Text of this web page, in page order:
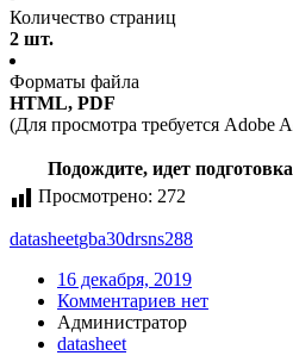
Количество страниц
2 шт.
Форматы файла
HTML, PDF
(Для просмотра требуется Adobe
Подождите, идет
Просмотрено: 272
datasheetgba30drsns288
16 декабря, 2019
Комментариев нет
Администратор
datasheet